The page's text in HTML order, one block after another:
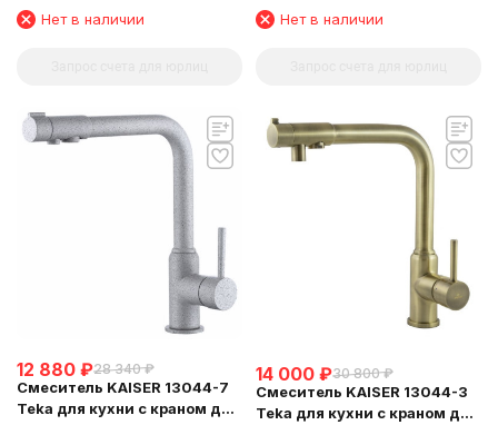
питьевой воды
Нет в наличии
Нет в наличии
12 880 ₽28 340 ₽
Смеситель KAISER 13044-7
Teka для кухни с краном для
14 000 ₽30 800 ₽
Смеситель KAISER 13044-3
Teka для кухни с краном для